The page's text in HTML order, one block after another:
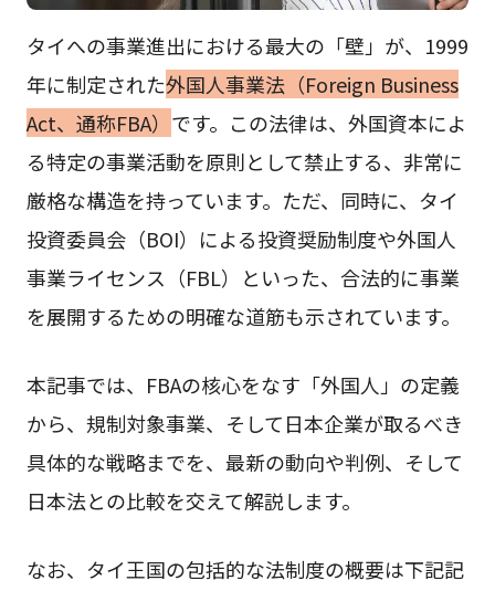
タイへの事業進出における最大の「壁」が、1999
年に制定された外国人事業法（Foreign Business
Act、通称FBA） です。この法律は、外国資本によ
る特定の事業活動を原則として禁止する、非常に
厳格な構造を持っています。ただ、同時に、タイ
投資委員会（BOI）による投資奨励制度や外国人
事業ライセンス（FBL）といった、合法的に事業
を展開するための明確な道筋も示されています。
本記事では、FBAの核心をなす「外国人」の定義
から、規制対象事業、そして日本企業が取るべき
具体的な戦略までを、最新の動向や判例、そして
日本法との比較を交えて解説します。
なお、タイ王国の包括的な法制度の概要は下記記